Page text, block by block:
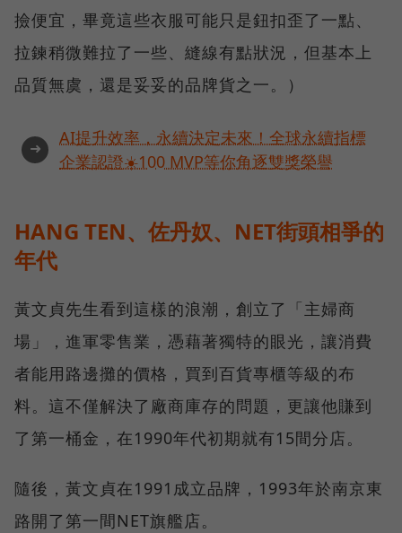
撿便宜，畢竟這些衣服可能只是鈕扣歪了一點、
拉鍊稍微難拉了一些、縫線有點狀況，但基本上
品質無虞，還是妥妥的品牌貨之一。）
➜
AI提升效率，永續決定未來！全球永續指標
企業認證☀️100 MVP等你角逐雙獎榮譽
HANG TEN、佐丹奴、NET街頭相爭的
年代
黃文貞先生看到這樣的浪潮，創立了「主婦商
場」，進軍零售業，憑藉著獨特的眼光，讓消費
者能用路邊攤的價格，買到百貨專櫃等級的布
料。這不僅解決了廠商庫存的問題，更讓他賺到
了第一桶金，在1990年代初期就有15間分店。
隨後，黃文貞在1991成立品牌，1993年於南京東
路開了第一間NET旗艦店。